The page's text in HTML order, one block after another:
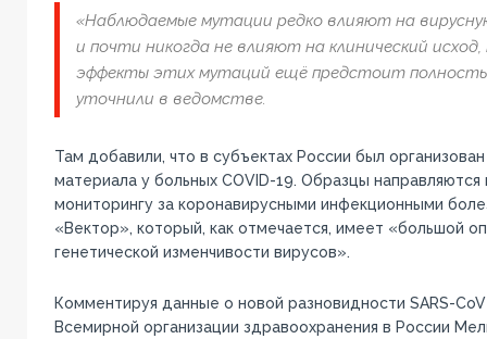
«Наблюдаемые мутации редко влияют на
и почти никогда не влияют на клинический
эффекты этих мутаций ещё предстоит
уточнили в ведомстве.
Там добавили, что в субъектах России был
материала у больных COVID-19. Образцы
мониторингу за коронавирусными инфекционными
«Вектор», который, как отмечается, имеет «большой
генетической изменчивости вирусов».
Комментируя данные о новой разновидности SARS-
Всемирной организации здравоохранения в России